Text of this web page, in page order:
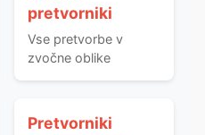
pretvorniki
Vse pretvorbe v
zvočne oblike
Pretvorniki